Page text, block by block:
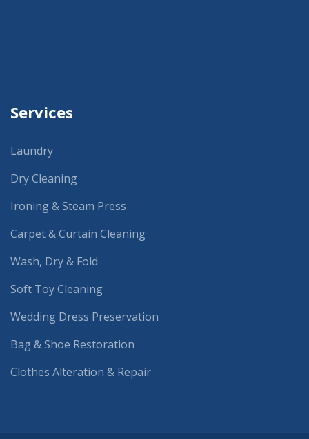
Services
Laundry
Dry Cleaning
Ironing & Steam Press
Carpet & Curtain Cleaning
Wash, Dry & Fold
Soft Toy Cleaning
Wedding Dress Preservation
Bag & Shoe Restoration
Clothes Alteration & Repair